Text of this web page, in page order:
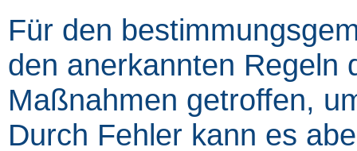
Für den
den anerkannten Regeln
Maßnahmen getroffen,
Durch Fehler kann es